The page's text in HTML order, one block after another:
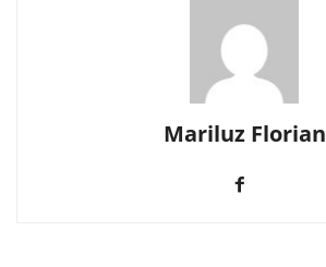
Mariluz Florian